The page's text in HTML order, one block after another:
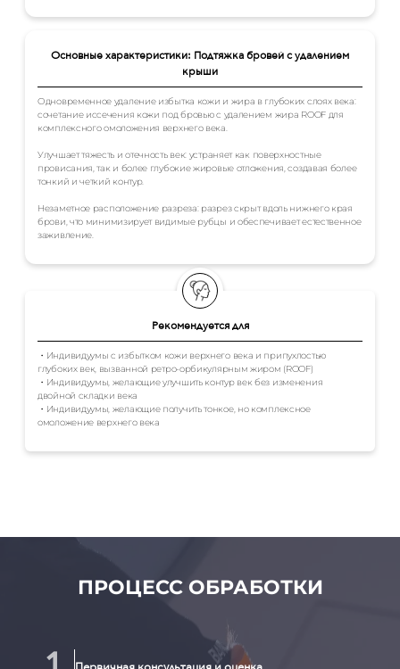
Рекомендуется для
・Индивидуумы с избытком кожи верхнего века и припухлостью
глубоких век, вызванной ретро-орбикулярным жиром (ROOF)
・Индивидуумы, желающие улучшить контур век без изменения
двойной складки века
・Индивидуумы, желающие получить тонкое, но комплексное
омоложение верхнего века
Основные характеристики: Подтяжка бровей с удалением
крыши
Одновременное удаление избытка кожи и жира в глубоких слоях века:
сочетание иссечения кожи под бровью с удалением жира ROOF для
комплексного омоложения верхнего века.
Улучшает тяжесть и отечность век: устраняет как поверхностные
провисания, так и более глубокие жировые отложения, создавая более
тонкий и четкий контур.
Незаметное расположение разреза: разрез скрыт вдоль нижнего края
брови, что минимизирует видимые рубцы и обеспечивает естественное
заживление.
ПРОЦЕСС ОБРАБОТКИ